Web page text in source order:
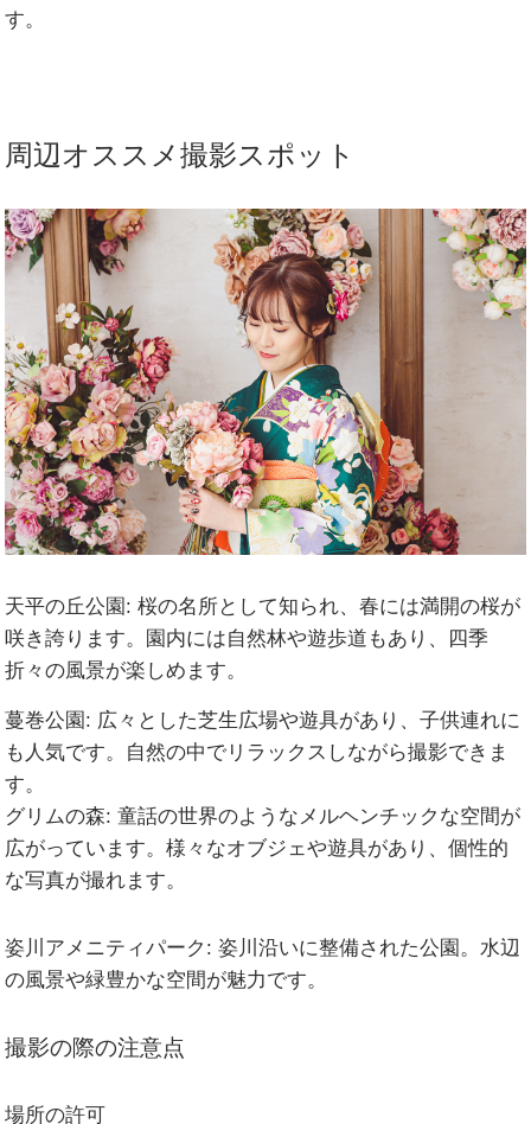
す。
周辺オススメ撮影スポット
天平の丘公園: 桜の名所として知られ、春には満開の桜が
咲き誇ります。園内には自然林や遊歩道もあり、四季
折々の風景が楽しめます。
蔓巻公園: 広々とした芝生広場や遊具があり、子供連れに
も人気です。自然の中でリラックスしながら撮影できま
す。
グリムの森: 童話の世界のようなメルヘンチックな空間が
広がっています。様々なオブジェや遊具があり、個性的
な写真が撮れます。
姿川アメニティパーク: 姿川沿いに整備された公園。水辺
の風景や緑豊かな空間が魅力です。
撮影の際の注意点
場所の許可